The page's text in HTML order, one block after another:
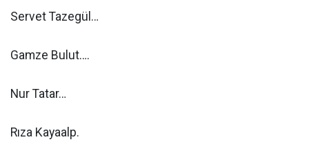
Servet Tazegül…
Gamze Bulut….
Nur Tatar…
Rıza Kayaalp.